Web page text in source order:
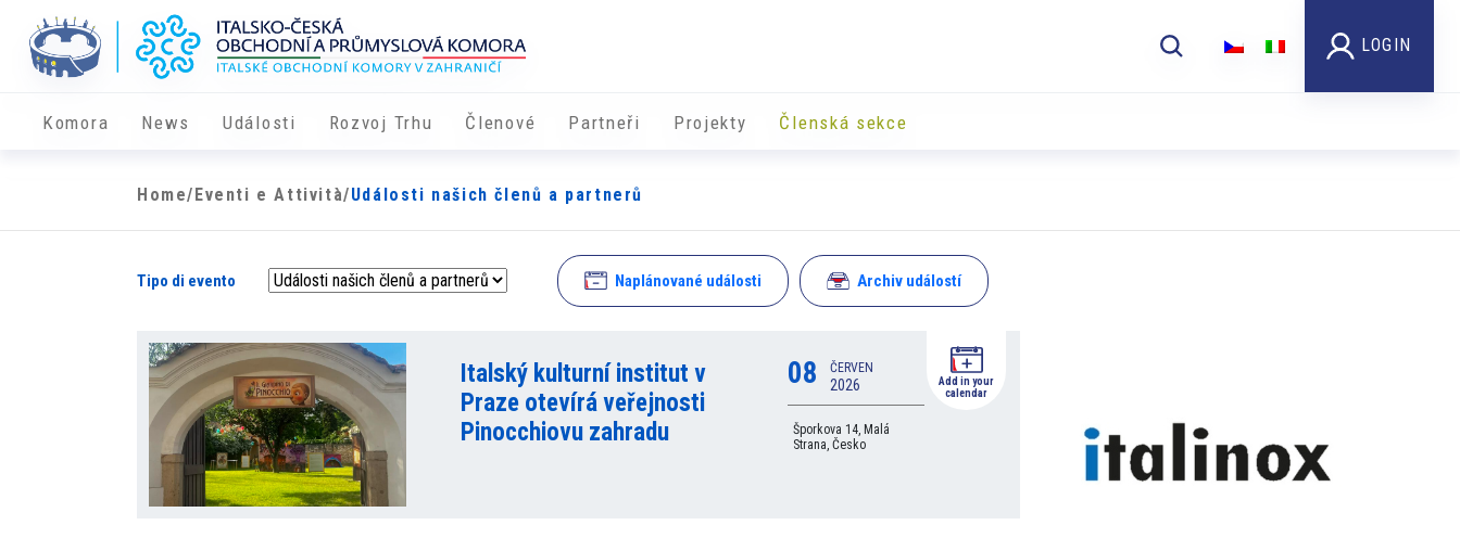
LOGIN
Komora News Události Rozvoj Trhu Členové Partneři ​​Projekty Členská sekce
Home/ Eventi e Attività/Události našich členů a partnerů
Tipo di evento Naplánované události Archiv událostí
Italský kulturní institut v
Praze otevírá veřejnosti
Pinocchiovu zahradu
08 ČERVEN
2026
Šporkova 14, Malá
Strana, Česko
Add in your
calendar